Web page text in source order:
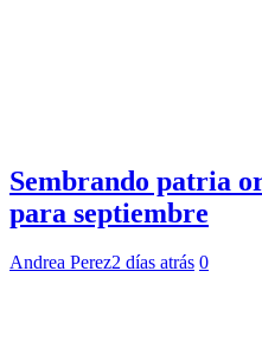
Sembrando patria
para septiembre
Andrea Perez2 días atrás 0